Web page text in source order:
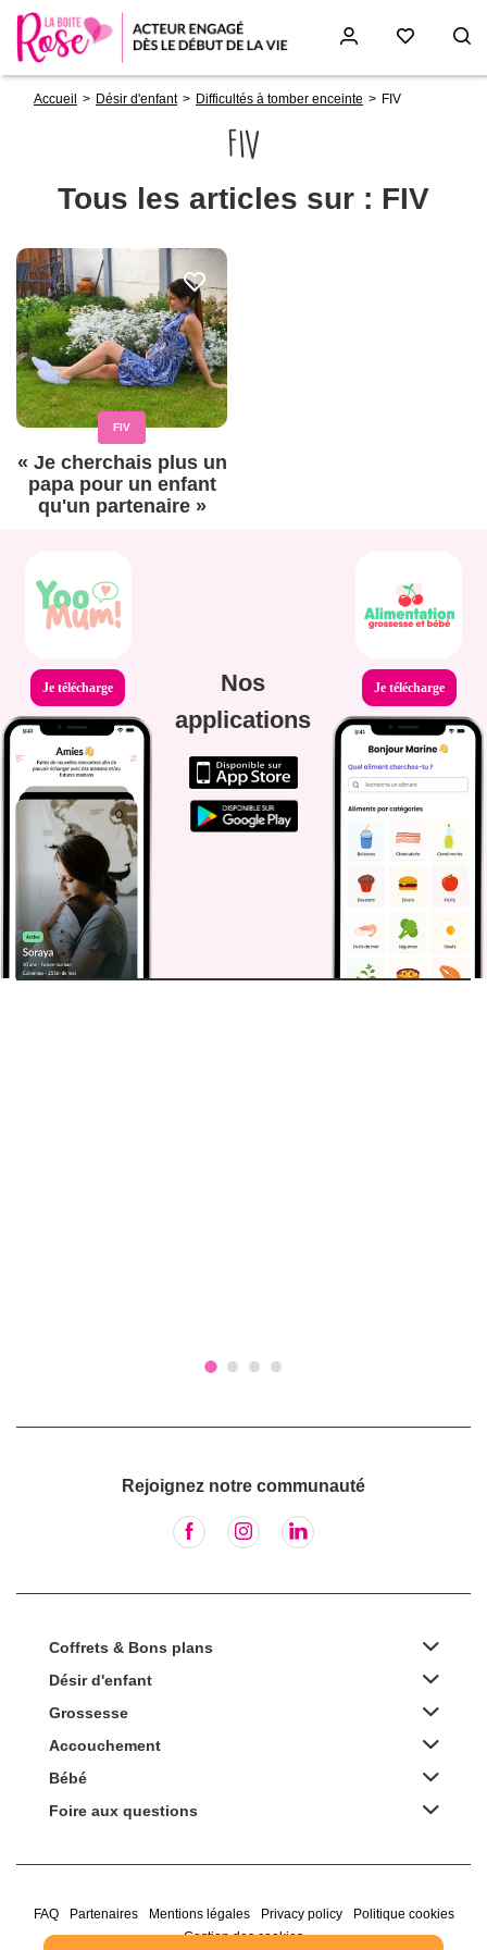
d'Ariane
Accueil Désir d'enfant Difficultés à tomber enceinte FIV
FIV
Tous les articles sur : FIV
FIV
« Je cherchais plus un
papa pour un enfant
qu'un partenaire »
Je télécharge
Nos
applications
Je télécharge
Rejoignez notre communauté
Coffrets & Bons plans
Désir d'enfant
Grossesse
Accouchement
Bébé
Foire aux questions
FAQ Partenaires Mentions légales Privacy policy
Politique cookies
Gestion des cookies